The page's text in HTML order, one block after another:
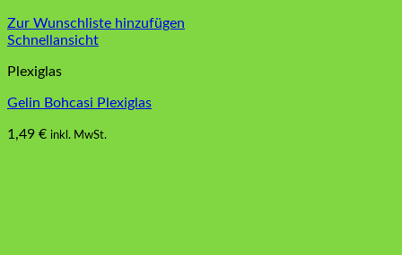
Zur Wunschliste hinzufügen
Schnellansicht
Plexiglas
Gelin Bohcasi Plexiglas
1,49 € inkl. MwSt.